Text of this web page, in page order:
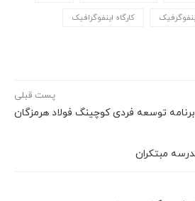
کارگاه اینفوگرافیک
پست قبلی
برنامه توسعه فردی کوچینگ فولاد هرمزگان
مبتکران